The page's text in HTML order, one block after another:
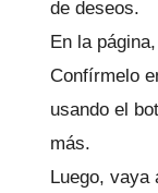
de deseos.
En la
Confírmelo
usando el
más.
Luego, vaya